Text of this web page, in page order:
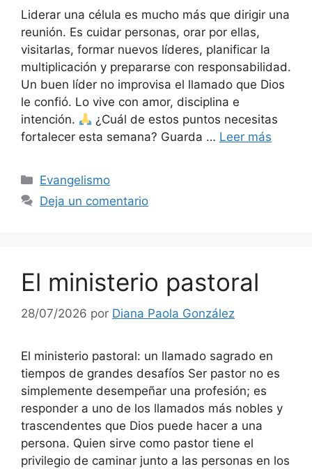
Liderar una célula es mucho más que dirigir una
reunión. Es cuidar personas, orar por ellas,
visitarlas, formar nuevos líderes, planificar la
multiplicación y prepararse con responsabilidad.
Un buen líder no improvisa el llamado que Dios
le confió. Lo vive con amor, disciplina e
intención.
¿Cuál de estos puntos necesitas
fortalecer esta semana? Guarda … Leer más
Evangelismo
Deja un comentario
El ministerio pastoral
28/07/2026 por Diana Paola González
El ministerio pastoral: un llamado sagrado en
tiempos de grandes desafíos Ser pastor no es
simplemente desempeñar una profesión; es
responder a uno de los llamados más nobles y
trascendentes que Dios puede hacer a una
persona. Quien sirve como pastor tiene el
privilegio de caminar junto a las personas en los